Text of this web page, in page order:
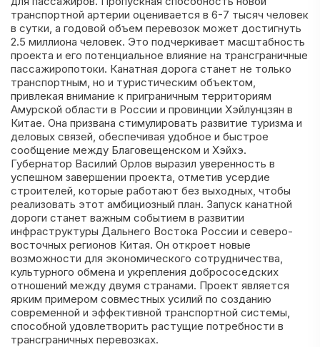
транспортной артерии оценивается в 6-7 тысяч человек
в сутки, а годовой объем перевозок может достигнуть
2.5 миллиона человек. Это подчеркивает масштабность
проекта и его потенциальное влияние на трансграничные
пассажиропотоки. Канатная дорога станет не только
транспортным, но и туристическим объектом,
привлекая внимание к приграничным территориям
Амурской области в России и провинции Хэйлунцзян в
Китае. Она призвана стимулировать развитие туризма и
деловых связей, обеспечивая удобное и быстрое
сообщение между Благовещенском и Хэйхэ.
Губернатор Василий Орлов выразил уверенность в
успешном завершении проекта, отметив усердие
строителей, которые работают без выходных, чтобы
реализовать этот амбициозный план. Запуск канатной
дороги станет важным событием в развитии
инфраструктуры Дальнего Востока России и северо-
восточных регионов Китая. Он откроет новые
возможности для экономического сотрудничества,
культурного обмена и укрепления добрососедских
отношений между двумя странами. Проект является
ярким примером совместных усилий по созданию
современной и эффективной транспортной системы,
способной удовлетворить растущие потребности в
трансграничных перевозках.